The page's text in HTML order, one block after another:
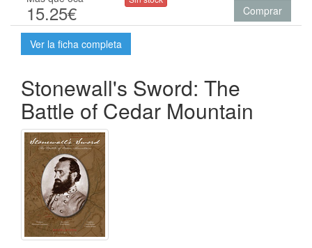
15.25€ Comprar
Ver la ficha completa
Stonewall's Sword: The
Battle of Cedar Mountain